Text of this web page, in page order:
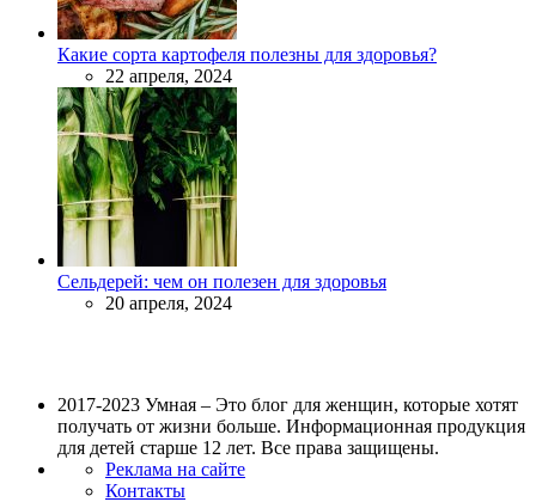
Какие сорта картофеля полезны для здоровья?
22 апреля, 2024
Сельдерей: чем он полезен для здоровья
20 апреля, 2024
2017-2023 Умная – Это блог для женщин, которые хотят
получать от жизни больше. Информационная продукция
для детей старше 12 лет. Все права защищены.
Реклама на сайте
Контакты